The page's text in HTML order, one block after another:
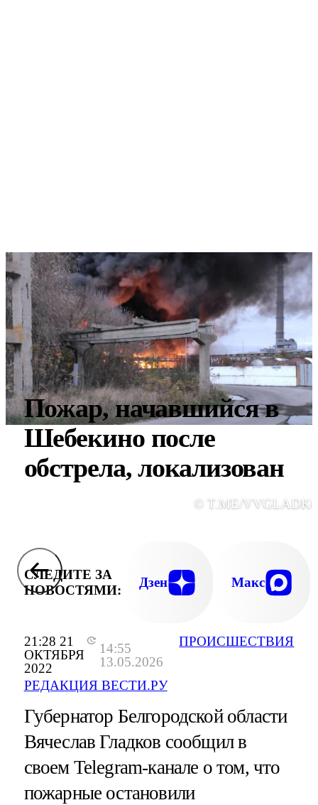
21:28 21
ОКТЯБРЯ
2022
14:55
13.05.2026
РЕДАКЦИЯ ВЕСТИ.РУ
ПРОИСШЕСТВИЯ
Пожар, начавшийся в
Шебекино после
обстрела, локализован
© T.ME/
СЛЕДИТЕ ЗА
НОВОСТЯМИ:
Дзен Макс
Губернатор Белгородской области
Вячеслав Гладков сообщил в
своем Telegram-канале о том, что
пожарные остановили